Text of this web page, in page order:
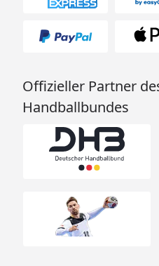
Offizieller Partner
Handballbundes